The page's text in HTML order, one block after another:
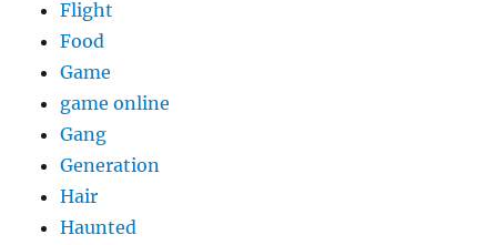
Flight
Food
Game
game online
Gang
Generation
Hair
Haunted